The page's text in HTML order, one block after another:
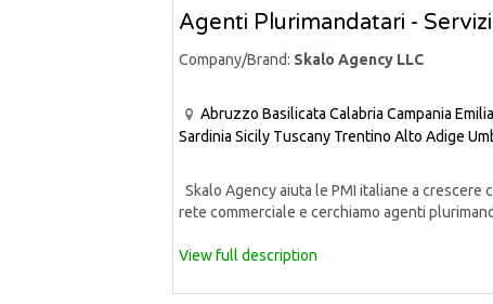
Agenti Plurimandatari -
Company/Brand: Skalo Agency LLC
Abruzzo Basilicata Calabria Campania
Sardinia Sicily Tuscany Trentino Alto Adige
Skalo Agency aiuta le PMI italiane a
rete commerciale e cerchiamo agenti
View full description